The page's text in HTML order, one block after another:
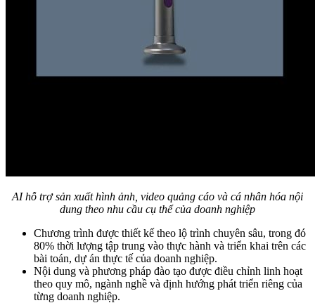
AI hỗ trợ sản xuất hình ảnh, video quảng cáo và cá nhân hóa nội
dung theo nhu cầu cụ thể của doanh nghiệp
Chương trình được thiết kế theo lộ trình chuyên sâu, trong đó
80% thời lượng tập trung vào thực hành và triển khai trên các
bài toán, dự án thực tế của doanh nghiệp.
Nội dung và phương pháp đào tạo được điều chỉnh linh hoạt
theo quy mô, ngành nghề và định hướng phát triển riêng của
từng doanh nghiệp.